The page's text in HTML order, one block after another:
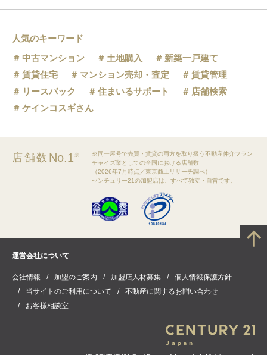
人気のキーワード
中古マンション
土地購入
新築一戸建て
賃貸住宅
マンション売却・査定
賃貸管理
リースバック
住まいるサポート
店舗検索
ケインコスギさん
店舗数 No.1※
※同一屋号で売買・賃貸の両方を取り扱う不動産仲介フラン
チャイズ業としての全国における店舗数
（2026年7月時点／東京商工リサーチ調べ）
センチュリー21の加盟店は、すべて独立・自営です。
運営会社について
会社情報 加盟のご案内 加盟店人材募集
個人情報保護方針
当サイトのご利用について
不動産に関するお問い合わせ
お客様相談室